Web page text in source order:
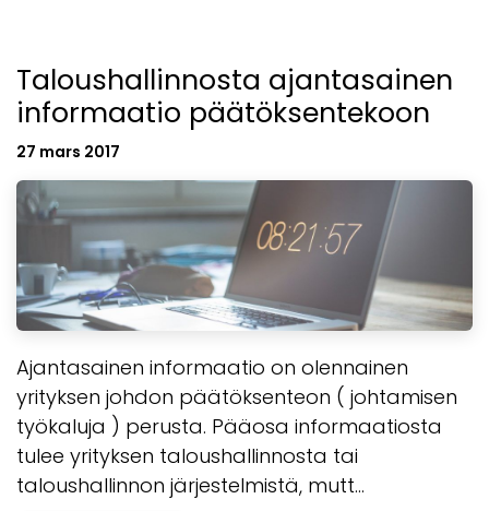
Taloushallinnosta ajantasainen
informaatio päätöksentekoon
27 mars 2017
Ajantasainen informaatio on olennainen
yrityksen johdon päätöksenteon ( johtamisen
työkaluja ) perusta. Pääosa informaatiosta
tulee yrityksen taloushallinnosta tai
taloushallinnon järjestelmistä, mutt...